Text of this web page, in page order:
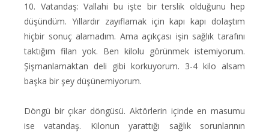
10. Vatandaş: Vallahi bu işte bir terslik olduğunu hep
düşündüm. Yıllardır zayıflamak için kapı kapı dolaştım
hiçbir sonuç alamadım. Ama açıkçası işin sağlık tarafını
taktığım filan yok. Ben kilolu görünmek istemiyorum.
Şişmanlamaktan deli gibi korkuyorum. 3-4 kilo alsam
başka bir şey düşünemiyorum.
Döngü bir çıkar döngüsü. Aktörlerin içinde en masumu
ise vatandaş. Kilonun yarattığı sağlık sorunlarının